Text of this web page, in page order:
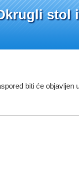
biti će objavljen